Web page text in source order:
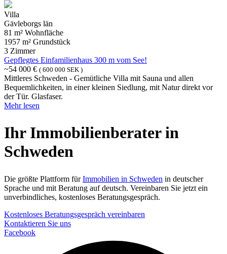
Villa
Gävleborgs län
81 m² Wohnfläche
1957 m² Grundstück
3 Zimmer
Gepflegtes Einfamilienhaus 300 m vom See!
~54 000 € ( 600 000 SEK )
Mittleres Schweden - Gemütliche Villa mit Sauna und allen
Bequemlichkeiten, in einer kleinen Siedlung, mit Natur direkt vor
der Tür. Glasfaser.
Mehr lesen
Ihr Immobilienberater in
Schweden
Die größte Plattform fürImmobilien in Schweden in deutscher
Sprache und mit Beratung auf deutsch. Vereinbaren Sie jetzt ein
unverbindliches, kostenloses Beratungsgespräch.
Kostenloses Beratungsgespräch vereinbaren
Kontaktieren Sie uns
Facebook